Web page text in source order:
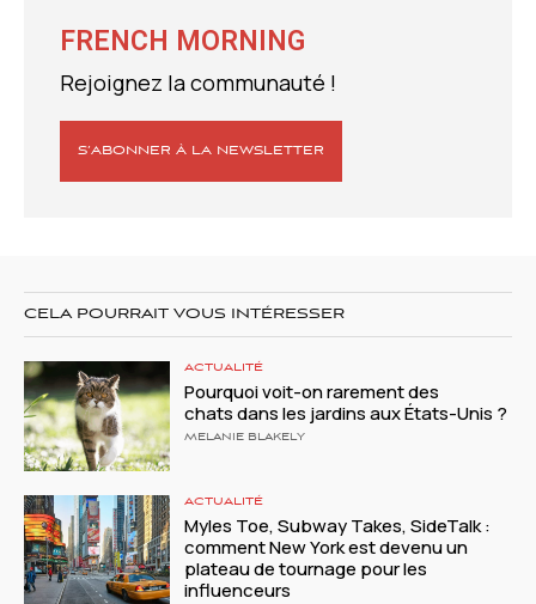
FRENCH MORNING
Rejoignez la communauté !
S’ABONNER À LA NEWSLETTER
CELA POURRAIT VOUS INTÉRESSER
ACTUALITÉ
Pourquoi voit-on rarement des
chats dans les jardins aux États-Unis ?
MELANIE BLAKELY
ACTUALITÉ
Myles Toe, Subway Takes, SideTalk :
comment New York est devenu un
plateau de tournage pour les
influenceurs